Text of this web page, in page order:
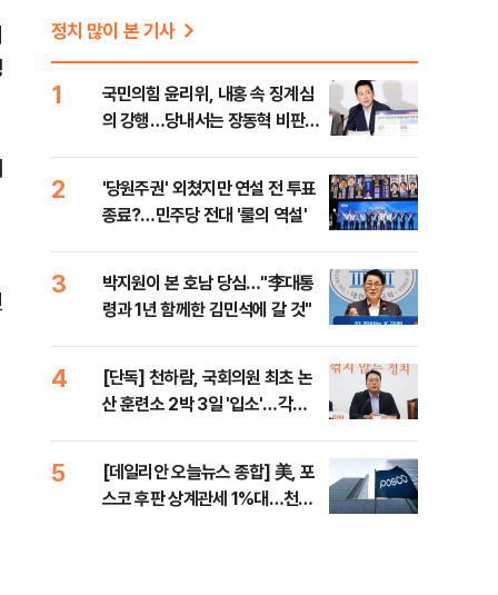
정치 많이 본 기사
1
국민의힘 윤리위, 내홍 속 징계심
의 강행…당내서는 장동혁 비판
2
'당원주권' 외쳤지만 연설 전 투표
종료?…민주당 전대 '룰의 역설'
3
박지원이 본 호남 당심…"李대통
령과 1년 함께한 김민석에 갈 것"
4
[단독] 천하람, 국회의원 최초 논
산 훈련소 2박 3일 '입소'…각개
5
[데일리안 오늘뉴스 종합] 美, 포
스코 후판 상계관세 1%대…천하